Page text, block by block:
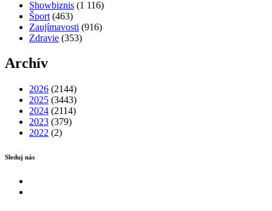
Showbiznis (1 116)
Šport (463)
Zaujímavosti (916)
Zdravie (353)
Archív
2026 (2144)
2025 (3443)
2024 (2114)
2023 (379)
2022 (2)
Sleduj nás